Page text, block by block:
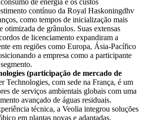
de energia e os custos
contínuo da Royal Haskoningdhv
como tempos de inicialização mais
otimizada de grânulos. Suas extensas
de licenciamento expandiram a
em regiões como Europa, Ásia-Pacífico
a empresa como a participante
(participação de mercado de
Technologies, com sede na França, é um
de serviços ambientais globais com uma
avançado de águas residuais.
técnica, a Veolia integrou soluções
em plantas novas e adaptadas,